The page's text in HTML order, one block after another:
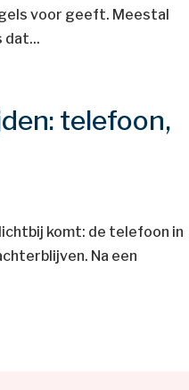
voor geeft. Meestal
dat...
telefoon,
komt: de telefoon in
Na een